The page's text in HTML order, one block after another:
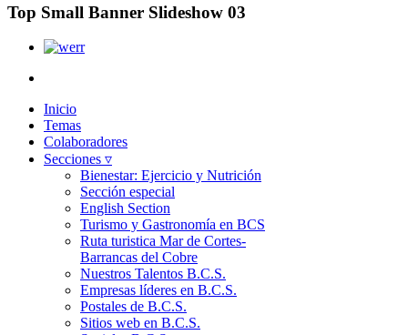
Top Small Banner Slideshow 03
Inicio
Temas
Colaboradores
Secciones ▿
Bienestar: Ejercicio y Nutrición
Sección especial
English Section
Turismo y Gastronomía en BCS
Ruta turistica Mar de Cortes-
Barrancas del Cobre
Nuestros Talentos B.C.S.
Empresas líderes en B.C.S.
Postales de B.C.S.
Sitios web en B.C.S.